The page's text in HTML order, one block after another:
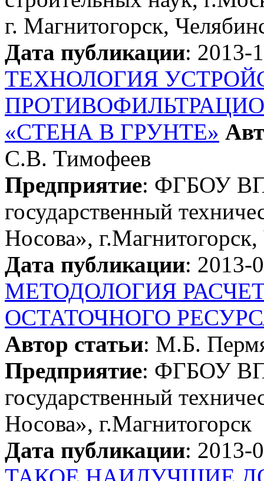
г. Магнитогорск,
Дата публикации: 2013-
ТЕХНОЛОГИЯ
«СТЕНА В ГРУНТЕ»
С.В. Тимофеев
Предприятие: ФГБОУ
государственный
Носова», г.Магнитогорск,
Дата публикации: 2013-
МЕТОДОЛОГИЯ
ОСТАТОЧНОГО
Автор статьи: М.Б.
Предприятие: ФГБОУ
государственный
Носова», г.Магнитогорск
Дата публикации: 2013-